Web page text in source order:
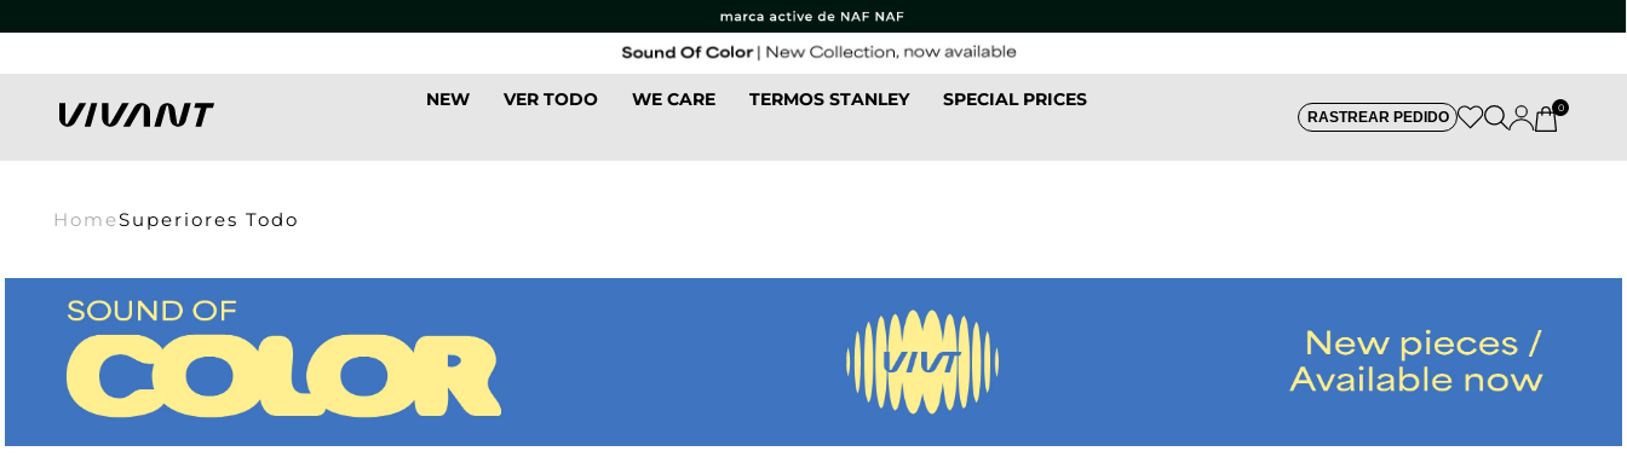
NEW VER TODO WE CARE TERMOS STANLEY SPECIAL PRICES
RASTREAR PEDIDO
0
HomeSuperiores Todo